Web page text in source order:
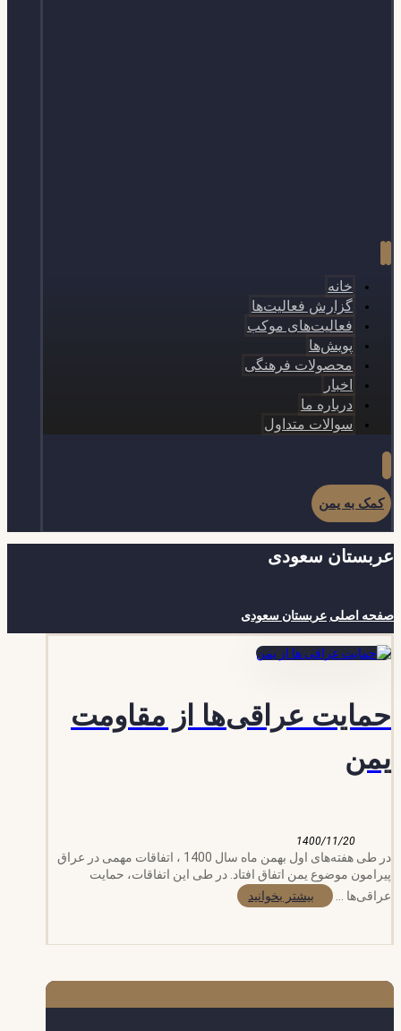
خانه
گزارش فعالیت‌ها
فعالیت‌های موکب
پویش‌ها
محصولات فرهنگی
اخبار
درباره ما
سوالات متداول
کمک به یمن
عربستان سعودی
صفحه اصلی عربستان سعودی
حمایت عراقی‌ها از مقاومت
یمن
1400/11/20
در طی هفته‌های اول بهمن ماه سال 1400 ، اتفاقات مهمی در عراق
پیرامون موضوع یمن اتفاق افتاد. در طی این اتفاقات، حمایت
عراقی‌ها ...
بیشتر بخوانید